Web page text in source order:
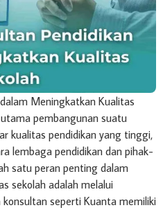
Meningkatkan Kualitas
pembangunan suatu
kualitas pendidikan yang tinggi,
lembaga pendidikan dan pihak-
satu peran penting dalam
sekolah adalah melalui
seperti Kuanta memiliki